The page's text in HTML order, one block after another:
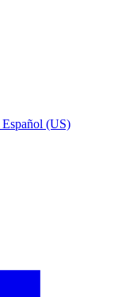
Español (US)